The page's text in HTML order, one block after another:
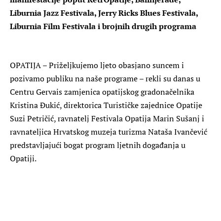
Liburnia Jazz Festivala, Jerry Ricks Blues Festivala,
Liburnia Film Festivala i brojnih drugih programa
OPATIJA – Priželjkujemo ljeto obasjano suncem i
pozivamo publiku na naše programe – rekli su danas u
Centru Gervais zamjenica opatijskog gradonačelnika
Kristina Đukić, direktorica Turističke zajednice Opatije
Suzi Petričić, ravnatelj Festivala Opatija Marin Sušanj i
ravnateljica Hrvatskog muzeja turizma Nataša Ivančević
predstavljajući bogat program ljetnih događanja u
Opatiji.